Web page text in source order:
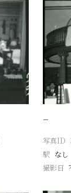
−
写真ID
駅 なし
撮影日